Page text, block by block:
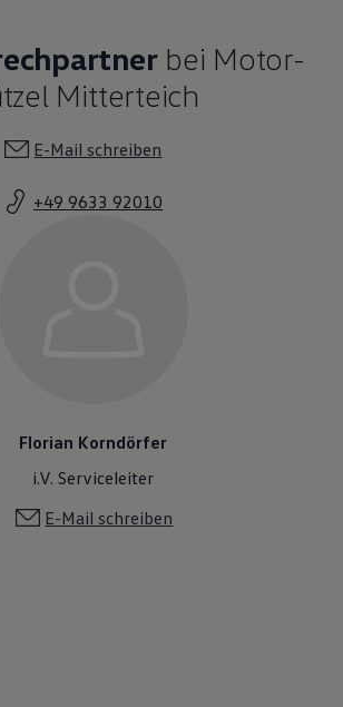
bei Motor-
Mitterteich
E-Mail schreiben
+49 9633 92010
Florian Korndörfer
i.V. Serviceleiter
E-Mail schreiben